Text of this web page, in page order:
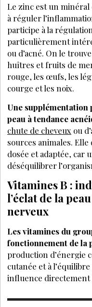
Le zinc est un minéral
à réguler
participe à la
particulièrement
ou d’acné. On le
huîtres et fruits de
rouge, les œufs, les
courge et les noix.
Une supplémentation
peau à tendance
chute de cheveux ou
sources animales.
dosée et adaptée, car
déséquilibrer
Vitamines B :
l’éclat de la
nerveux
Les vitamines du
fonctionnement de la
production d’énergie
cutanée et à
influence directement